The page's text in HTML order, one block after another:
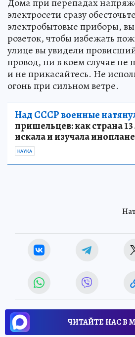
Дома при перепадах
электросети сразу
электробытовые приборы,
розеток, чтобы избежать
улице вы увидели
провод, ни в коем случае не
и не прикасайтесь. Не
огонь при сильном ветре.
Над СССР военные
пришельцев: как страна
искала и изучала
НАУКА
ЧИТАЙТЕ НАС В